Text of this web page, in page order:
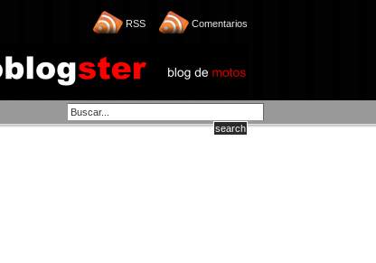
RSS Comentarios